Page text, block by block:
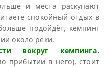
и места раскупают
спокойный отдых в
подойдёт, кемпинг
около реки.
вокруг кемпинга.
прибытии в него), стоит